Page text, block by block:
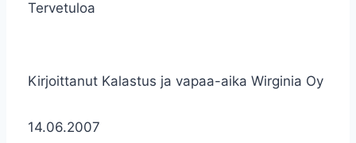
Tervetuloa
Kirjoittanut Kalastus ja vapaa-aika Wirginia Oy
14.06.2007